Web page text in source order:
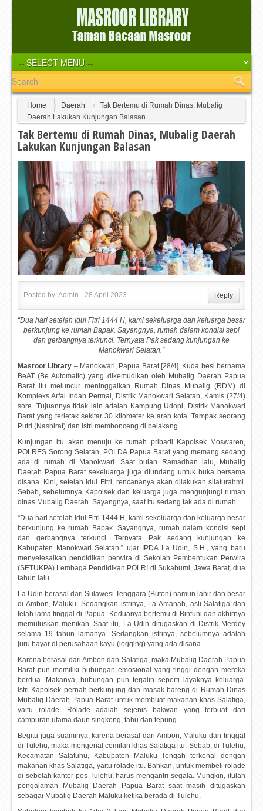
Home Daerah
Tak Bertemu di Rumah Dinas, Mubalig
Daerah Lakukan Kunjungan Balasan
Tak Bertemu di Rumah Dinas, Mubalig Daerah
Lakukan Kunjungan Balasan
Posted by:Admin 28 April 2023 Reply
“Dua hari setelah Idul Fitri 1444 H, kami sekeluarga dan keluarga besar
berkunjung ke rumah Bapak. Sayangnya, rumah dalam kondisi sepi
dan gerbangnya terkunci. Ternyata Pak sedang kunjungan ke
Manokwari Selatan.”
Masroor Library – Manokwari, Papua Barat [28/4]. Kuda besi bernama
BeAT (Be Automatic) yang dikemudikan oleh Mubalig Daerah Papua
Barat itu meluncur meninggalkan Rumah Dinas Mubalig (RDM) di
Kompleks Arfai Indah Permai, Distrik Manokwari Selatan, Kamis (27/4)
sore. Tujuannya tidak lain adalah Kampung Udopi, Distrik Manokwari
Barat yang terletak sekitar 30 kilometer ke arah kota. Tampak seorang
Putri (Nashirat) dan istri membonceng di belakang.
Kunjungan itu akan menuju ke rumah pribadi Kapolsek Moswaren,
POLRES Sorong Selatan, POLDA Papua Barat yang memang sedang
ada di rumah di Manokwari. Saat bulan Ramadhan lalu, Mubalig
Daerah Papua Barat sekeluarga juga diundang untuk buka bersama
disana. Kini, setelah Idul Fitri, rencananya akan dilakukan silaturahmi.
Sebab, sebelumnya Kapolsek dan keluarga juga mengunjungi rumah
dinas Mubalig Daerah. Sayangnya, saat itu sedang tak ada di rumah.
“Dua hari setelah Idul Fitri 1444 H, kami sekeluarga dan keluarga besar
berkunjung ke rumah Bapak. Sayangnya, rumah dalam kondisi sepi
dan gerbangnya terkunci. Ternyata Pak sedang kunjungan ke
Kabupaten Manokwari Selatan.” ujar IPDA La Udin, S.H., yang baru
menyelesaikan pendidikan perwira di Sekolah Pembentukan Perwira
(SETUKPA) Lembaga Pendidikan POLRI di Sukabumi, Jawa Barat, dua
tahun lalu.
La Udin berasal dari Sulawesi Tenggara (Buton) namun lahir dan besar
di Ambon, Maluku. Sedangkan istrinya, La Amanah, asli Salatiga dan
telah lama tinggal di Papua. Keduanya bertemu di Bintuni dan akhirnya
memutuskan menikah. Saat itu, La Udin ditugaskan di Distrik Merdey
selama 19 tahun lamanya. Sedangkan istrinya, sebelumnya adalah
juru bayar di perusahaan kayu (logging) yang ada disana.
Karena berasal dari Ambon dan Salatiga, maka Mubalig Daerah Papua
Barat pun memiliki hubungan emosional yang tinggi dengan mereka
berdua. Makanya, hubungan pun terjalin seperti layaknya keluarga.
Istri Kapolsek pernah berkunjung dan masak bareng di Rumah Dinas
Mubalig Daerah Papua Barat untuk membuat makanan khas Salatiga,
yaitu rolade. Rolade adalah sejenis bakwan yang terbuat dari
campuran utama daun singkong, tahu dan tepung.
Begitu juga suaminya, karena berasal dari Ambon, Maluku dan tinggal
di Tulehu, maka mengenal cemilan khas Salatiga itu. Sebab, di Tulehu,
Kecamatan Salatuhu, Kabupaten Maluku Tengah terkenal dengan
makanan khas Salatiga, yaitu rolade itu. Bahkan, untuk membeli rolade
di sebelah kantor pos Tulehu, harus mengantri segala. Mungkin, itulah
pengalaman Mubalig Daerah Papua Barat saat masih ditugaskan
sebagai Mubalig Daerah Maluku ketika berada di Tulehu.